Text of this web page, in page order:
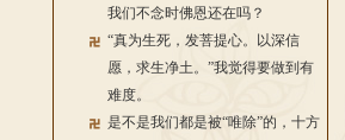
我们不念时佛恩还在吗？
“真为生死，发菩提心。以深信
愿，求生净土。”我觉得要做到有
难度。
是不是我们都是被“唯除”的，十方